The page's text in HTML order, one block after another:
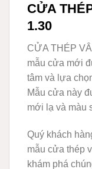
CỬA
1.30
CỬA THÉP
mẫu cửa mới
tâm và lựa
Mẫu cửa này
mới lạ và màu
Quý khách
mẫu cửa thép
khám phá